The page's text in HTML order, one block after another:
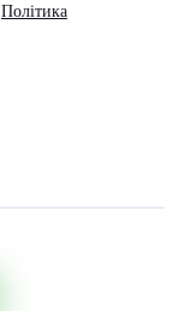
Політика